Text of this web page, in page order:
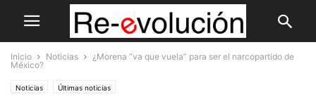
Inicio Noticias
¿Morena “va que vuela” para ser el narcopartido de
México?
Noticias Últimas noticias